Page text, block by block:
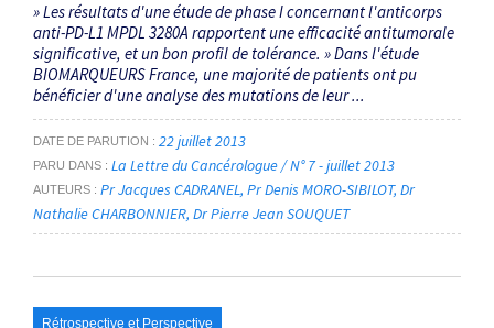
» Les résultats d'une étude de phase I concernant l'anticorps
anti-PD-L1 MPDL 3280A rapportent une efficacité antitumorale
significative, et un bon profil de tolérance. » Dans l'étude
BIOMARQUEURS France, une majorité de patients ont pu
bénéficier d'une analyse des mutations de leur ...
DATE DE PARUTION 22 juillet 2013
PARU DANS La Lettre du Cancérologue / N° 7 - juillet 2013
AUTEURS Pr Jacques CADRANEL Pr Denis MORO-SIBILOT Dr
Nathalie CHARBONNIER Dr Pierre Jean SOUQUET
Rétrospective et Perspective